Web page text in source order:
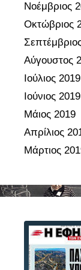
Νοέμβριος
Οκτώβριος
Αύγουστος
Ιούλιος 2019
Ιούνιος 2019
Μάιος 2019
Απρίλιος
Μάρτιος